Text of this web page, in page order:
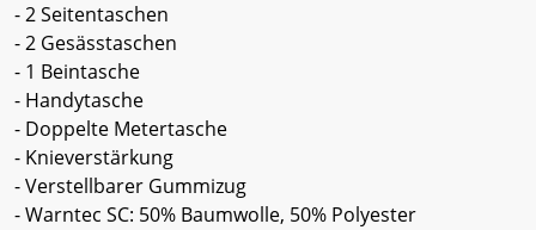
- 2 Seitentaschen
- 2 Gesässtaschen
- 1 Beintasche
- Handytasche
- Doppelte Metertasche
- Knieverstärkung
- Verstellbarer Gummizug
- Warntec SC: 50% Baumwolle, 50% Polyester